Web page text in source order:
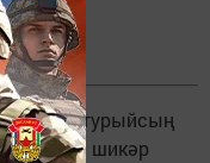
турыйсың
грамм шикәр